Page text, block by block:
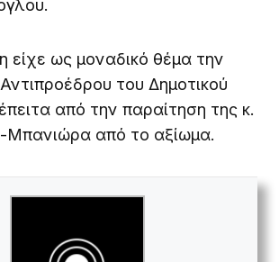
είχε ως μοναδικό θέμα την
του Δημοτικού
από την παραίτηση της κ.
Μπανιώρα από το αξίωμα.